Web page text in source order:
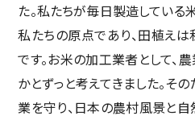
た。私たちが毎日製造している
私たちの原点であり、田植え
です。お米の加工業者として、
かとずっと考えてきました。そ
業を守り、日本の農村風景と